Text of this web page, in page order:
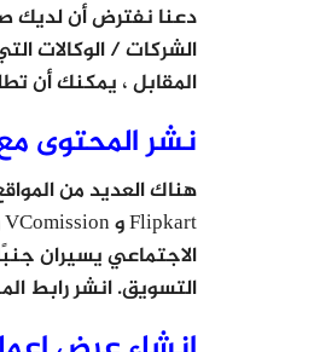
المقابل ، يمكنك أن
نشر المحتوى
الاجتماعي يسيران
التسويق. انشر رابط